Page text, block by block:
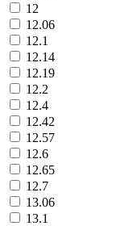
12
12.06
12.1
12.14
12.19
12.2
12.4
12.42
12.57
12.6
12.65
12.7
13.06
13.1